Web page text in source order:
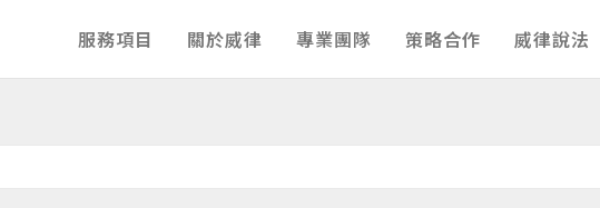
服務項目 關於威律 專業團隊 策略合作 威律說法